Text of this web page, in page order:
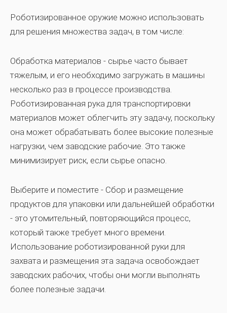
Роботизированное оружие можно использовать
для решения множества задач, в том числе:
Обработка материалов - сырье часто бывает
тяжелым, и его необходимо загружать в машины
несколько раз в процессе производства.
Роботизированная рука для транспортировки
материалов может облегчить эту задачу, поскольку
она может обрабатывать более высокие полезные
нагрузки, чем заводские рабочие. Это также
минимизирует риск, если сырье опасно.
Выберите и поместите - Сбор и размещение
продуктов для упаковки или дальнейшей обработки
- это утомительный, повторяющийся процесс,
который также требует много времени.
Использование роботизированной руки для
захвата и размещения эта задача освобождает
заводских рабочих, чтобы они могли выполнять
более полезные задачи.